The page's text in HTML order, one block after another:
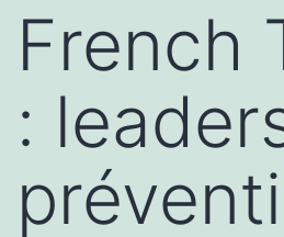
French
: